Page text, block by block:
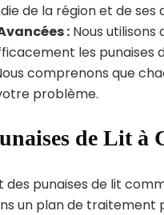
de la région et de ses
: Nous
les punaises
comprenons que
problème.
de Lit à
punaises de lit
un plan de